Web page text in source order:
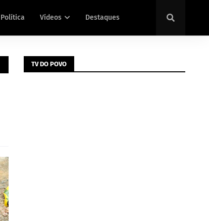
Política Vídeos Destaques
TV DO POVO